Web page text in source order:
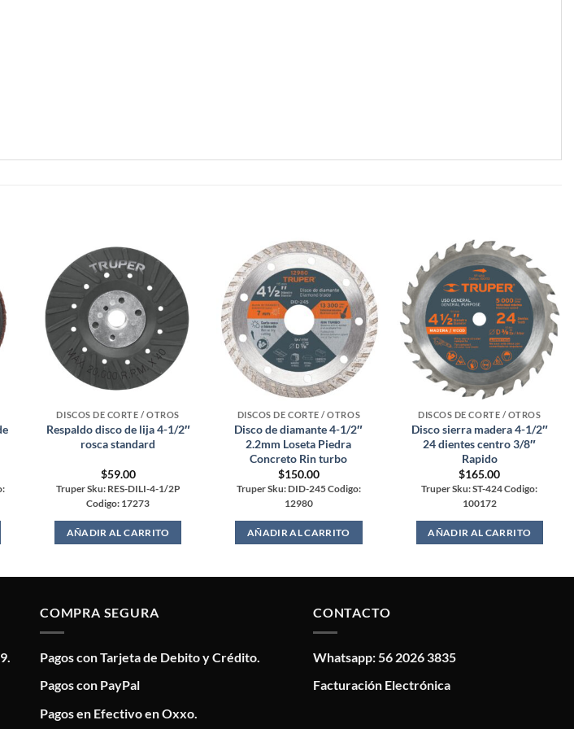
DISCOS DE CORTE / OTROS
Respaldo disco de lija 4-1/2″
rosca standard
$59.00
Truper Sku: RES-DILI-4-1/2P
Codigo: 17273
AÑADIR AL CARRITO
DISCOS DE CORTE / OTROS
Disco de diamante 4-1/2″
2.2mm Loseta Piedra
Concreto Rin turbo
$150.00
Truper Sku: DID-245 Codigo:
12980
AÑADIR AL CARRITO
DISCOS DE CORTE / OTROS
Disco sierra madera 4-1/2″
24 dientes centro 3/8″
Rapido
$165.00
Truper Sku: ST-424 Codigo:
100172
AÑADIR AL CARRITO
COMPRA SEGURA
Pagos con Tarjeta de Debito y Crédito.
Pagos con PayPal
Pagos en Efectivo en Oxxo.
CONTACTO
Whatsapp: 56 2026 3835
Facturación Electrónica